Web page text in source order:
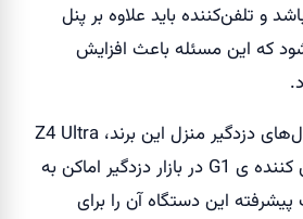
و تلفن‌کننده باید علاوه بر پنل
که این مسئله باعث افزایش
یکی از پرفروش‌ترین مدل‌های دزدگیر منزل این برند، Z4 Ultra
است که به همراه تلفن کننده ی G1 در بازار دزدگیر اماکن به
این دستگاه آن را برای